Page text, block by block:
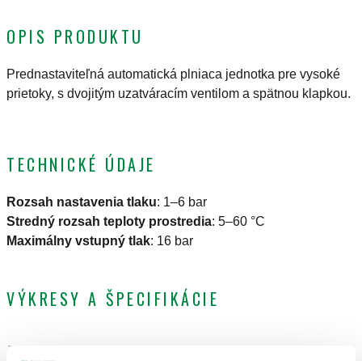
OPIS PRODUKTU
Prednastaviteľná automatická plniaca jednotka pre vysoké
prietoky, s dvojitým uzatváracím ventilom a spätnou klapkou.
TECHNICKÉ ÚDAJE
Rozsah nastavenia tlaku: 1–6 bar
Stredný rozsah teploty prostredia: 5–60 °C
Maximálny vstupný tlak: 16 bar
VÝKRESY A ŠPECIFIKÁCIE